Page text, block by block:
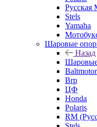
Русская
Stels
Yamaha
Шаровые
Назад
Brp
ЦФ
Honda
Polaris
RM